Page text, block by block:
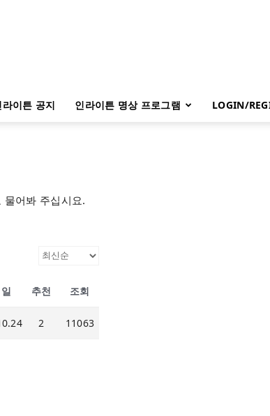
라이튼 공지 인라이튼 명상 프로그램 LOGIN/
어봐 주십시요.
추천 조회
2 11063